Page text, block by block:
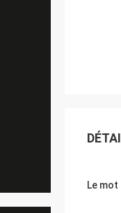
Le mot